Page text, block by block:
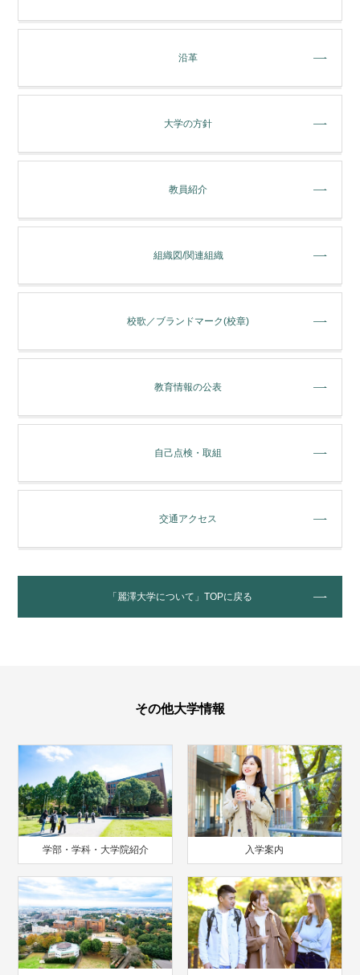
沿革
大学の方針
教員紹介
組織図/関連組織
校歌／ブランドマーク(校章)
教育情報の公表
自己点検・取組
交通アクセス
「麗澤大学について」TOPに戻る
その他大学情報
学部・学科・大学院紹介 入学案内